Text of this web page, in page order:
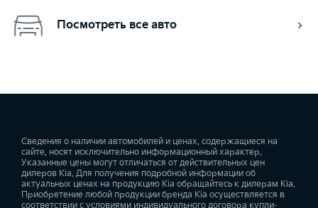
Посмотреть все авто
Сведения о наличии автомобилей и ценах, содержащиеся на
сайте, носят исключительно информационный характер.
Указанные цены могут отличаться от действительных цен
дилеров Kia. Для получения подробной информации об
актуальных ценах на продукцию Kia обращайтесь к дилерам Kia.
Приобретение любой продукции бренда Kia осуществляется в
соответствии с условиями индивидуального договора купли-